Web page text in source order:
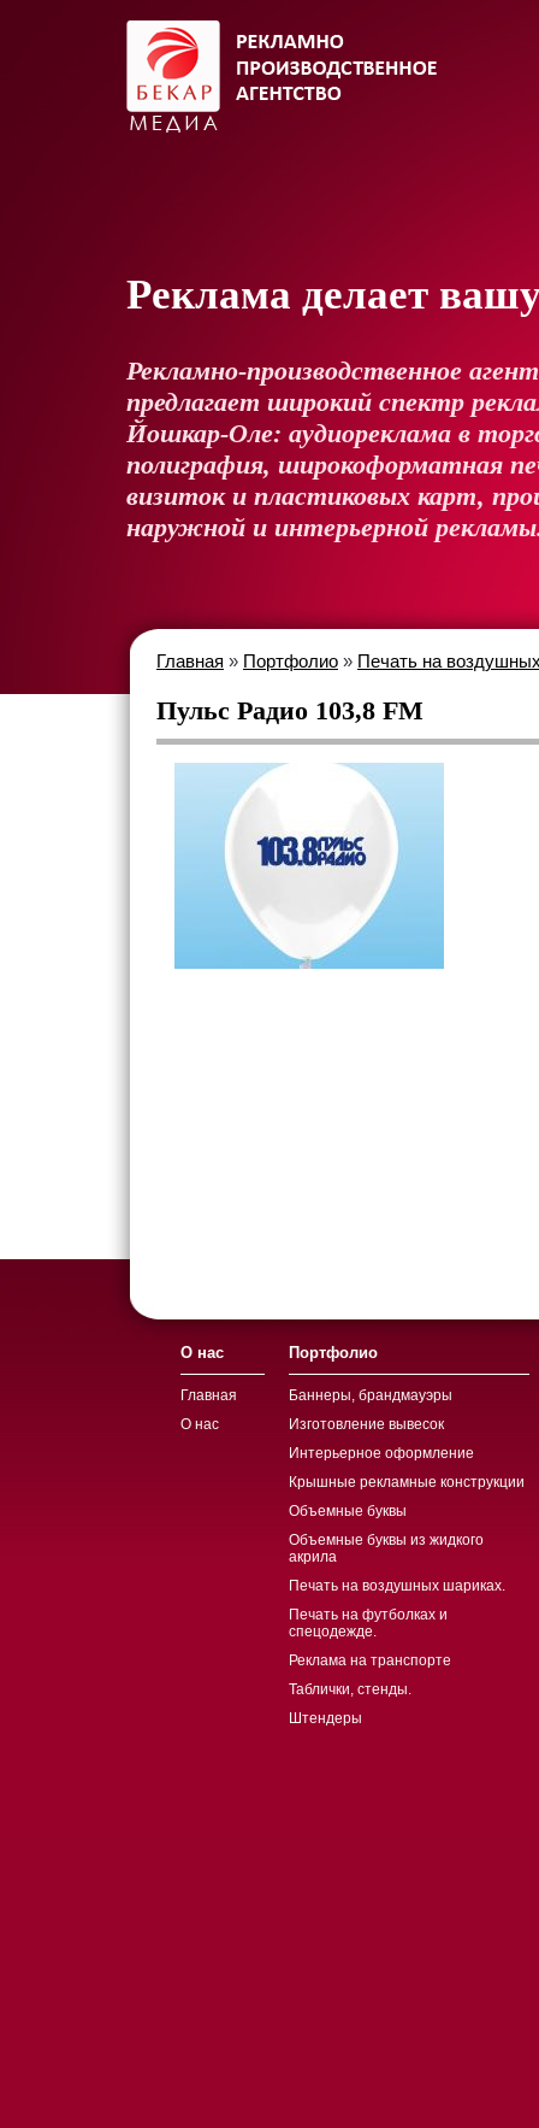
Реклама делает
Рекламно-производственное
предлагает широкий спектр
Йошкар-Оле: аудиореклама в
полиграфия, широкоформатная
визиток и пластиковых карт,
наружной и интерьерной
Главная » Портфолио » Печать на
Пульс Радио 103,8 FM
О нас
Главная
О нас
Портфолио
Баннеры, брандмауэры
Изготовление вывесок
Интерьерное оформление
Крышные рекламные конструкции
Объемные буквы
Объемные буквы из жидкого
акрила
Печать на воздушных шариках.
Печать на футболках и
спецодежде.
Реклама на транспорте
Таблички, стенды.
Штендеры